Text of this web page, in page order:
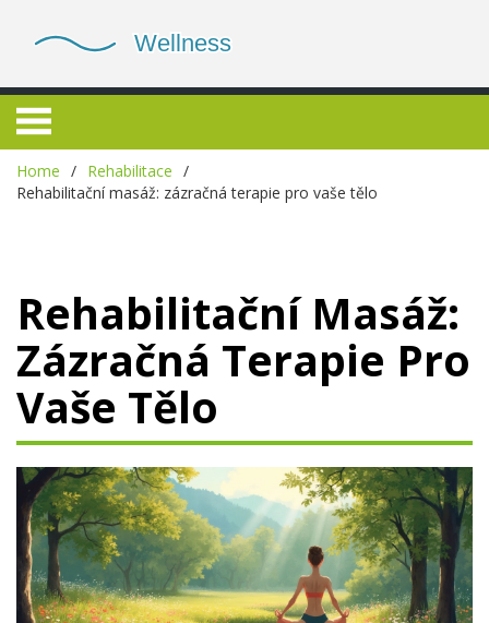
Home
Rehabilitace
Rehabilitační masáž: zázračná terapie pro vaše tělo
Rehabilitační Masáž:
Zázračná Terapie Pro
Vaše Tělo